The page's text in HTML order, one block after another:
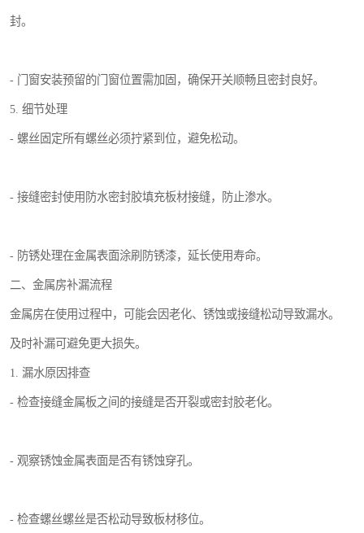
封。
- 门窗安装预留的门窗位置需加固，确保开关顺畅且密封良好。
5. 细节处理
- 螺丝固定所有螺丝必须拧紧到位，避免松动。
- 接缝密封使用防水密封胶填充板材接缝，防止渗水。
- 防锈处理在金属表面涂刷防锈漆，延长使用寿命。
二、金属房补漏流程
金属房在使用过程中，可能会因老化、锈蚀或接缝松动导致漏水。
及时补漏可避免更大损失。
1. 漏水原因排查
- 检查接缝金属板之间的接缝是否开裂或密封胶老化。
- 观察锈蚀金属表面是否有锈蚀穿孔。
- 检查螺丝螺丝是否松动导致板材移位。